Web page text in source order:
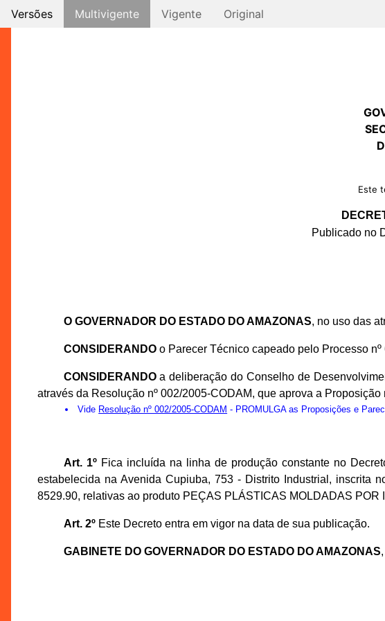
Versões Multivigente Vigente Original
Este
Publicado no
O GOVERNADOR DO ESTADO DO AMAZONAS, no uso das
CONSIDERANDOo Parecer Técnico capeado pelo Processo
CONSIDERANDOa deliberação do Conselho de
através da Resolução nº 002/2005-CODAM, que aprova a Proposição
Vide Resolução nº 002/2005-CODAM - PROMULGA as Proposições e
Art. 1ºFica incluída na linha de produção constante no
estabelecida na Avenida Cupiuba, 753 - Distrito Industrial, inscrita
8529.90, relativas ao produto PEÇAS PLÁSTICAS MOLDADAS POR
Art. 2ºEste Decreto entra em vigor na data de sua publicação.
GABINETE DO GOVERNADOR DO ESTADO DO AMAZONAS